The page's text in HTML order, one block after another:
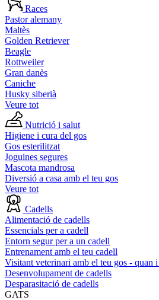
Races
Pastor alemany
Maltès
Golden Retriever
Beagle
Rottweiler
Gran danès
Caniche
Husky siberià
Veure tot
Nutrició i salut
Higiene i cura del gos
Gos esterilitzat
Joguines segures
Mascota mandrosa
Diversió a casa amb el teu gos
Veure tot
Cadells
Alimentació de cadells
Essencials per a cadell
Entorn segur per a un cadell
Entrenament amb el teu cadell
Visitant veterinari amb el teu gos - quan
Desenvolupament de cadells
Desparasitació de cadells
GATS